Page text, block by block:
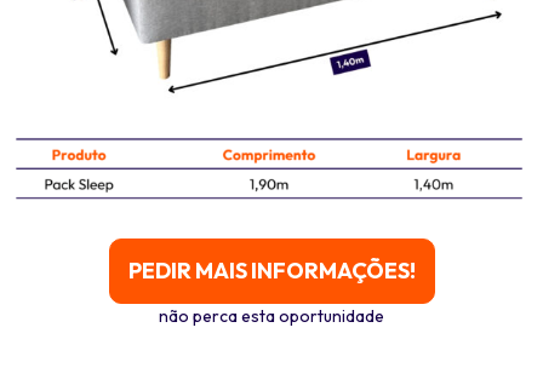
PEDIR MAIS INFORMAÇÕES!
não perca esta oportunidade